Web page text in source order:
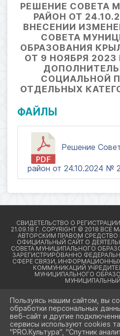
РЕШЕНИЕ СОВЕТА
РАЙОН ОТ
ВНЕСЕНИИ
СОВЕТА
ОБРАЗОВАНИЯ
ОТ 9 НОЯБРЯ
СОЦИАЛЬНОЙ
ОТДЕЛЬНЫХ
ФАЙЛЫ
Решение
район от 24.10.2024 №
2026 Г. КРЫЛОВСКИЙРАЙОН23.РФ
ВХОД
Пользуясь нашим сайтом, вы
обработки персональных
веб-сайт и другие
сервисы используют cookies
"PRO.Культура", "Спутник